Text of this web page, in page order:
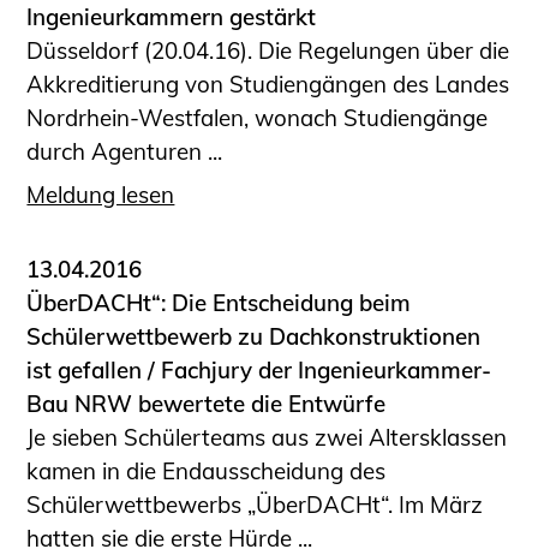
Ingenieurkammern gestärkt
Düsseldorf (20.04.16). Die Regelungen über die
Akkreditierung von Studiengängen des Landes
Nordrhein-Westfalen, wonach Studiengänge
durch Agenturen ...
Meldung lesen
13.04.2016
ÜberDACHt“: Die Entscheidung beim
Schülerwettbewerb zu Dachkonstruktionen
ist gefallen / Fachjury der Ingenieurkammer-
Bau NRW bewertete die Entwürfe
Je sieben Schülerteams aus zwei Altersklassen
kamen in die Endausscheidung des
Schülerwettbewerbs „ÜberDACHt“. Im März
hatten sie die erste Hürde ...